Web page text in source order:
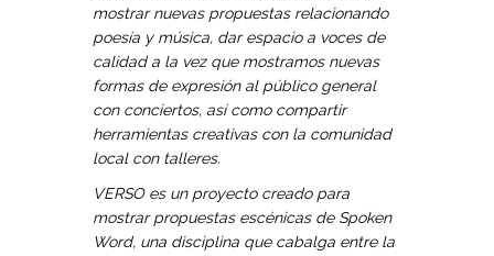
mostrar nuevas propuestas relacionando
poesía y música, dar espacio a voces de
calidad a la vez que mostramos nuevas
formas de expresión al público general
con conciertos, así como compartir
herramientas creativas con la comunidad
local con talleres.
VERSO es un proyecto creado para
mostrar propuestas escénicas de Spoken
Word, una disciplina que cabalga entre la